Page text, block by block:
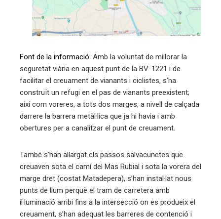
Font de la informació: Amb la voluntat de millorar la
seguretat viària en aquest punt de la BV-1221 i de
facilitar el creuament de vianants i ciclistes, s’ha
construït un refugi en el pas de vianants preexistent;
així com voreres, a tots dos marges, a nivell de calçada
darrere la barrera metàl·lica que ja hi havia i amb
obertures per a canalitzar el punt de creuament.
També s’han allargat els passos salvacunetes que
creuaven sota el camí del Mas Rubial i sota la vorera del
marge dret (costat Matadepera), s’han instal·lat nous
punts de llum perquè el tram de carretera amb
il·luminació arribi fins a la intersecció on es produeix el
creuament, s’han adequat les barreres de contenció i